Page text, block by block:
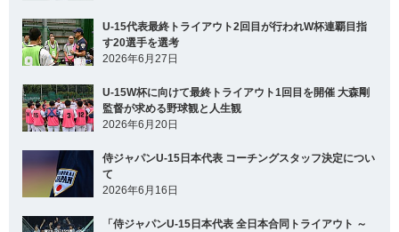
U-15代表最終トライアウト2回目が行われW杯連覇目指
す20選手を選考
2026年6月27日
U-15W杯に向けて最終トライアウト1回目を開催 大森剛
監督が求める野球観と人生観
2026年6月20日
侍ジャパンU-15日本代表 コーチングスタッフ決定につい
て
2026年6月16日
「侍ジャパンU-15日本代表 全日本合同トライアウト ～